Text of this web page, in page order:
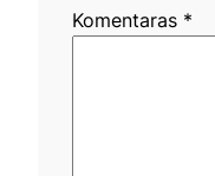
Komentaras *